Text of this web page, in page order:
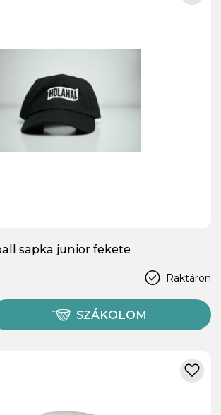
sapka junior fekete
Raktáron
SZÁKOLOM